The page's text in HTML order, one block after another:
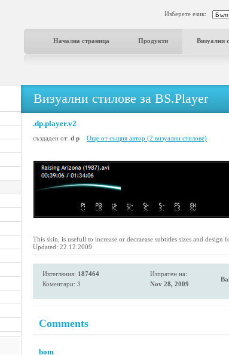
Изберете език:
Начална страница Продукти Визуални
Визуални стилове за BS.Player
.dp.player.v2
създаден от: d p Още от същия автор (2 визуални стилове)
This skin, is usefull to increase or decraease subtitles sizes and
Updated: 22.12.2009
Изтегляния: 187464
Коментари: 3
Изпратен на:
Nov 28, 2009
Comments
bom